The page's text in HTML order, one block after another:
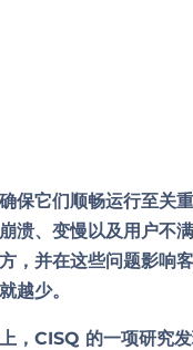
保它们顺畅运行至关
溃、变慢以及用户不
，并在这些问题影响
越少。
，CISQ 的一项研究